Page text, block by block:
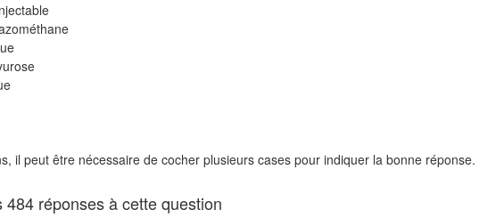
il peut être nécessaire de cocher plusieurs cases pour indiquer la bonne réponse.
484 réponses à cette question